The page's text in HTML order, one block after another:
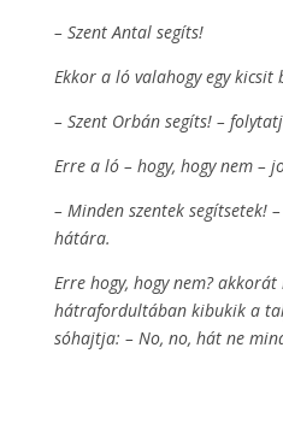
– Szent Antal segíts!
Ekkor a ló valahogy egy
– Szent Orbán segíts! –
Erre a ló – hogy, hogy nem –
– Minden szentek segítsetek!
hátára.
Erre hogy, hogy nem?
hátrafordultában kibukik a
sóhajtja: – No, no, hát ne